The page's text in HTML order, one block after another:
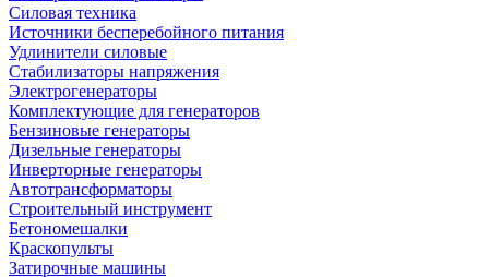
Силовая техника
Источники бесперебойного питания
Удлинители силовые
Стабилизаторы напряжения
Электрогенераторы
Комплектующие для генераторов
Бензиновые генераторы
Дизельные генераторы
Инверторные генераторы
Автотрансформаторы
Строительный инструмент
Бетономешалки
Краскопульты
Затирочные машины